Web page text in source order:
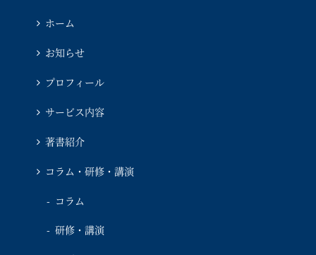
ホーム
お知らせ
プロフィール
サービス内容
著書紹介
コラム・研修・講演
コラム
研修・講演